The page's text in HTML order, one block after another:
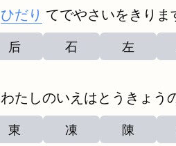
ひだり てでやさいをきりま
后 石 左
わたしのいえはとうきょう
東 凍 陳